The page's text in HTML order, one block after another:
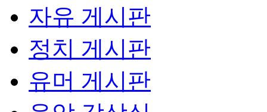
자유 게시판
정치 게시판
유머 게시판